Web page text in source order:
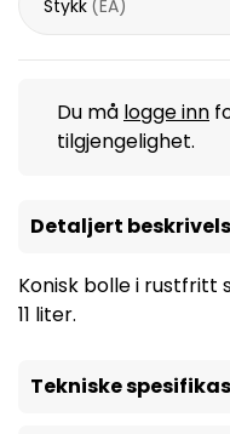
Stykk (EA)
Du må logge inn
tilgjengelighet.
Detaljert
Konisk bolle i rustfritt
11 liter.
Tekniske